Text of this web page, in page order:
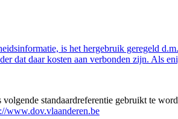
is het hergebruik geregeld
dat daar kosten aan verbonden zijn. Als
standaardreferentie gebruikt te
www.dov.vlaanderen.be